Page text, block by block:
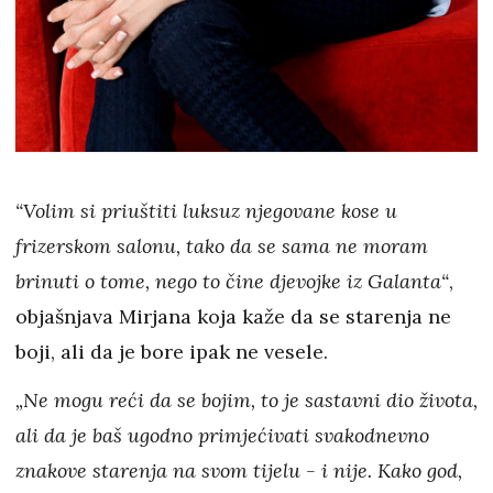
“Volim si priuštiti luksuz njegovane kose u
frizerskom salonu, tako da se sama ne moram
brinuti o tome, nego to čine djevojke iz Galanta“,
objašnjava Mirjana koja kaže da se starenja ne
boji, ali da je bore ipak ne vesele.
„Ne mogu reći da se bojim, to je sastavni dio života,
ali da je baš ugodno primjećivati svakodnevno
znakove starenja na svom tijelu - i nije. Kako god,